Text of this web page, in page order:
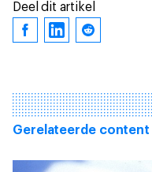
Deel dit artikel
Gerelateerde content